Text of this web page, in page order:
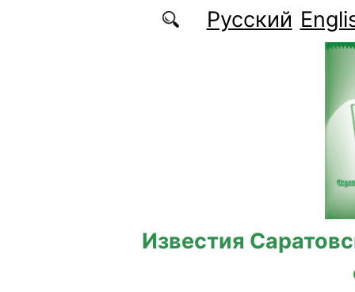
Перейти к основному содержаниюРусский
Известия